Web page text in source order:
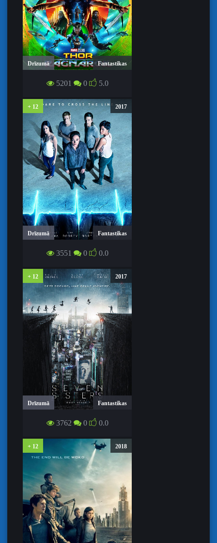
Drīzumā Fantastikas
TORS: RAGNAROKS / THOR:
5201 0 5.0
+ 12 2017
Drīzumā Fantastikas
AIZ DZĪVĪBAS ROBEŽAS /
3551 0 0.0
+ 12 2017
Drīzumā Fantastikas
SEPTIŅU MĀSU NOSLĒPUMS / SEVEN
3762 0 0.0
+ 12 2018